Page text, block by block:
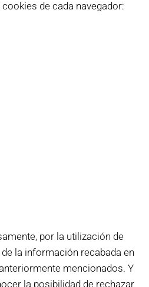
de cada navegador:
por la utilización de
la información recabada en
mencionados. Y
la posibilidad de rechazar